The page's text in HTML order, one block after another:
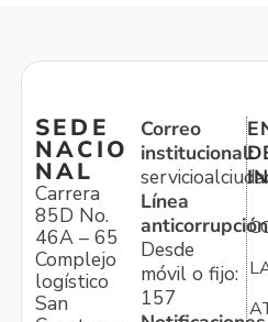
SEDE
NACIO
NAL
Carrera
85D No.
46A – 65
Complejo
logístico
San
Correo
institucional:
Línea
Desde
móvil o fijo:
157